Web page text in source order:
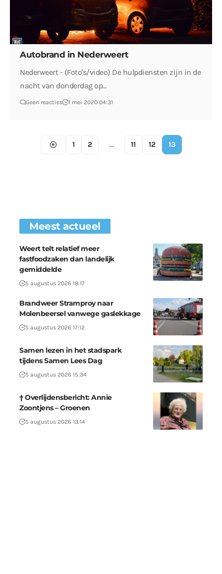
Autobrand in Nederweert
Nederweert - (Foto's/video) De hulpdiensten zijn in de
nacht van donderdag op…
Geen reacties 1 mei 2020 04:31
1 2 … 11 12 13
Meest actueel
Weert telt relatief meer
fastfoodzaken dan landelijk
gemiddelde
5 augustus 2026 18:17
Brandweer Stramproy naar
Molenbeersel vanwege gaslekkage
5 augustus 2026 17:12
Samen lezen in het stadspark
tijdens Samen Lees Dag
5 augustus 2026 15:34
† Overlijdensbericht: Annie
Zoontjens – Groenen
5 augustus 2026 13:14